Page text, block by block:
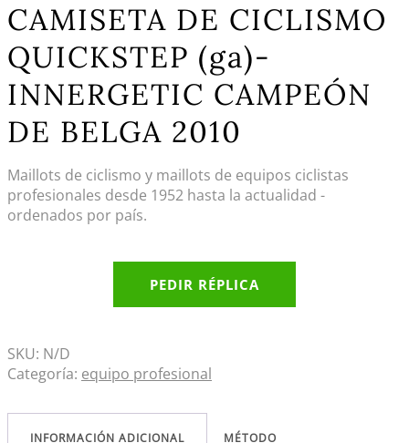
CAMISETA DE CICLISMO
QUICKSTEP (ga)-
INNERGETIC CAMPEÓN
DE BELGA 2010
Maillots de ciclismo y maillots de equipos ciclistas
profesionales desde 1952 hasta la actualidad -
ordenados por país.
PEDIR RÉPLICA
SKU: N/D
Categoría: equipo profesional
INFORMACIÓN ADICIONAL MÉTODO